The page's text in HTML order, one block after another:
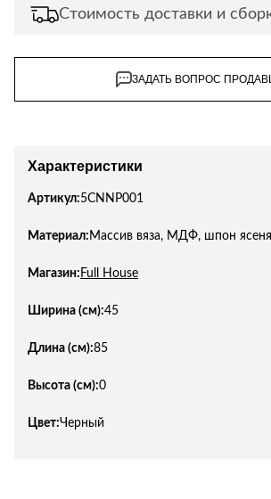
Стоимость доставки и
ЗАДАТЬ ВОПРОС
Характеристики
Артикул:5CNNP001
Материал: Массив вяза, МДФ, шпон ясеня
Магазин: Full House
Ширина (см):45
Длина (см):85
Высота (см):0
Цвет:Черный